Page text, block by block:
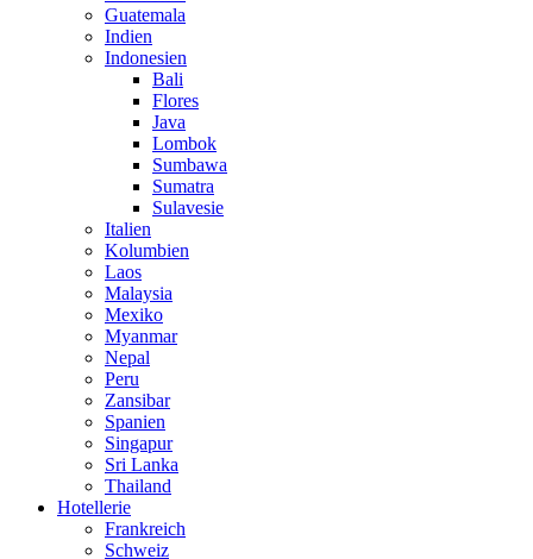
Guatemala
Indien
Indonesien
Bali
Flores
Java
Lombok
Sumbawa
Sumatra
Sulavesie
Italien
Kolumbien
Laos
Malaysia
Mexiko
Myanmar
Nepal
Peru
Zansibar
Spanien
Singapur
Sri Lanka
Thailand
Hotellerie
Frankreich
Schweiz